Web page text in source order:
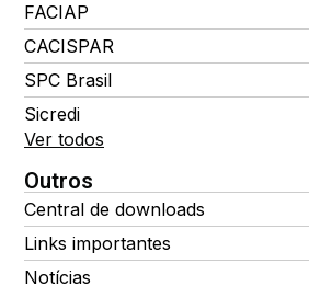
FACIAP
CACISPAR
SPC Brasil
Sicredi
Ver todos
Outros
Central de downloads
Links importantes
Notícias